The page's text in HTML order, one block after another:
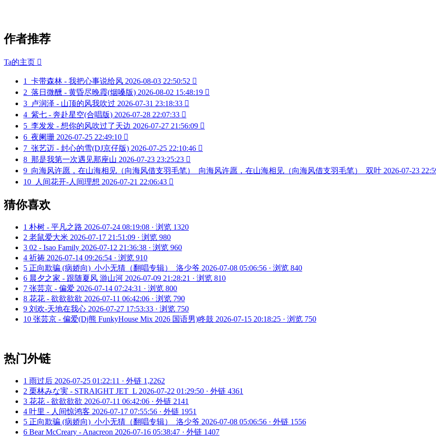
作者推荐
Ta的主页 
1 卡带森林 - 我把心事说给风 2026-08-03 22:50:52 
2 落日微醺 - 黄昏尽晚霞(烟嗓版) 2026-08-02 15:48:19 
3 卢润泽 - 山顶的风我吹过 2026-07-31 23:18:33 
4 紫七 - 奔赴星空(合唱版) 2026-07-28 22:07:33 
5 李发发 - 想你的风吹过了天边 2026-07-27 21:56:09 
6 夜阑珊 2026-07-25 22:49:10 
7 张艺迈 - 封心的雪(DJ京仔版) 2026-07-25 22:10:46 
8 那是我第一次遇见那座山 2026-07-23 23:25:23 
9 向海风许愿，在山海相见（向海风借支羽毛笔）_向海风许愿，在山海相见（向海风借支羽毛笔）_双叶 2026-07-23
10
人间花开-人间理想 2026-07-21 22:06:43 
猜你喜欢
1 朴树 - 平凡之路 2026-07-24 08:19:08 · 浏览 1320
2 老鼠爱大米 2026-07-17 21:51:09 · 浏览 980
3 02 - Isao Family 2026-07-12 21:36:38 · 浏览 960
4 祈祷 2026-07-14 09:26:54 · 浏览 910
5 正向欺骗 (病娇向)_小小无猜（翻唱专辑）_洛少爷 2026-07-08 05:06:56 · 浏览 840
6 晨夕之家 - 跟随夏风 游山河 2026-07-09 21:28:21 · 浏览 810
7 张芸京 - 偏爱 2026-07-14 07:24:31 · 浏览 800
8 花花 - 欲欲欲欲 2026-07-11 06:42:06 · 浏览 790
9 刘欢-天地在我心 2026-07-27 17:53:33 · 浏览 750
10 张芸京 - 偏爱(Dj熊 FunkyHouse Mix 2026 国语男)咚鼓 2026-07-15 20:18:25 · 浏览 750
热门外链
1 雨过后 2026-07-25 01:22:11 · 外链 1,2262
2 栗林みな実 - STRAIGHT JET_L 2026-07-22 01:29:50 · 外链 4361
3 花花 - 欲欲欲欲 2026-07-11 06:42:06 · 外链 2141
4 叶里 - 人间惊鸿客 2026-07-17 07:55:56 · 外链 1951
5 正向欺骗 (病娇向)_小小无猜（翻唱专辑）_洛少爷 2026-07-08 05:06:56 · 外链 1556
6 Bear McCreary - Anacreon 2026-07-16 05:38:47 · 外链 1407